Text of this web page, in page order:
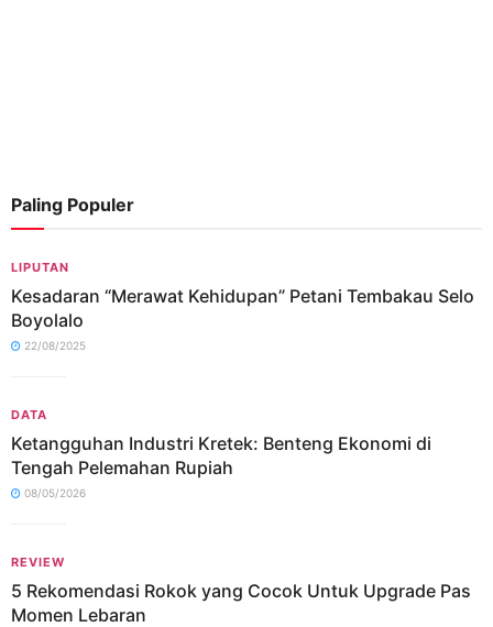
Paling Populer
LIPUTAN
Kesadaran “Merawat Kehidupan” Petani Tembakau Selo
Boyolalo
22/08/2025
DATA
Ketangguhan Industri Kretek: Benteng Ekonomi di
Tengah Pelemahan Rupiah
08/05/2026
REVIEW
5 Rekomendasi Rokok yang Cocok Untuk Upgrade Pas
Momen Lebaran